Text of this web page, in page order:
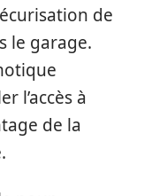
de
le garage.
l’accès à
de la